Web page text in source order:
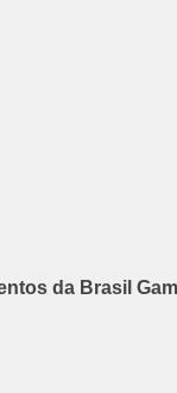
da Brasil